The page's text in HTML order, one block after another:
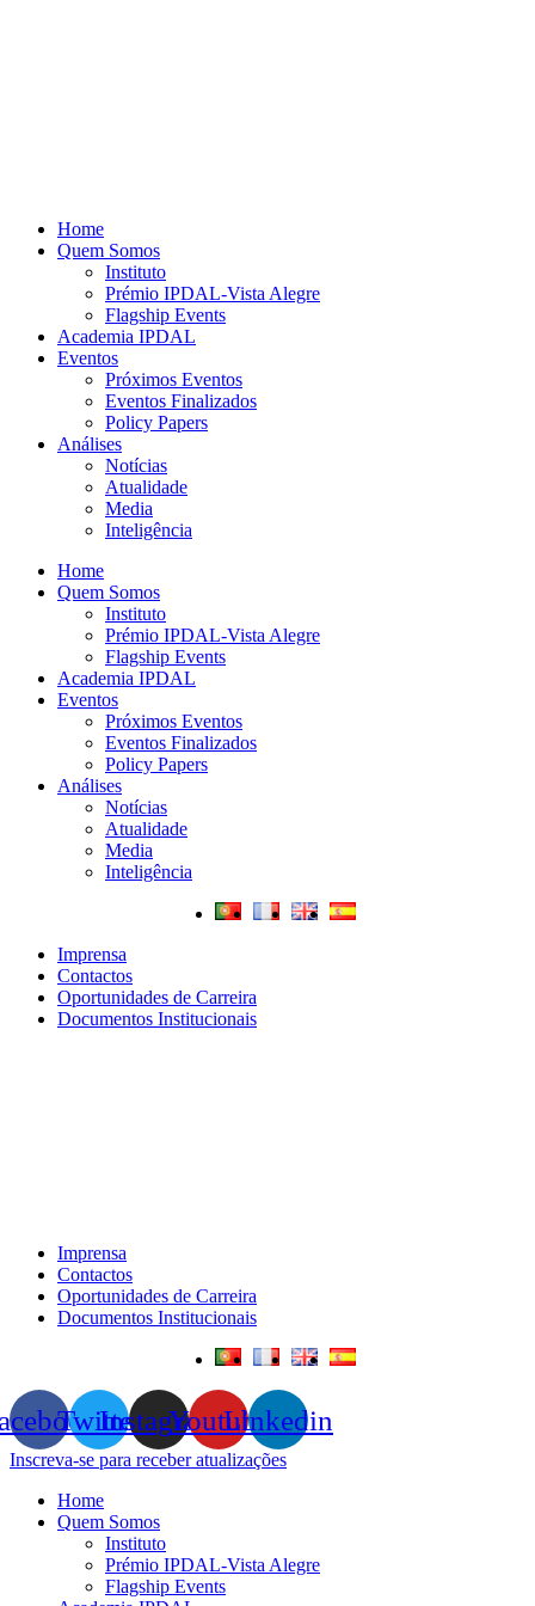
Home
Quem Somos
Instituto
Prémio IPDAL-Vista Alegre
Flagship Events
Academia IPDAL
Eventos
Próximos Eventos
Eventos Finalizados
Policy Papers
Análises
Notícias
Atualidade
Media
Inteligência
Home
Quem Somos
Instituto
Prémio IPDAL-Vista Alegre
Flagship Events
Academia IPDAL
Eventos
Próximos Eventos
Eventos Finalizados
Policy Papers
Análises
Notícias
Atualidade
Media
Inteligência
Imprensa
Contactos
Oportunidades de Carreira
Documentos Institucionais
Imprensa
Contactos
Oportunidades de Carreira
Documentos Institucionais
TwitterInstagramYoutubeLinkedin
Inscreva-se para receber atualizações
Home
Quem Somos
Instituto
Prémio IPDAL-Vista Alegre
Flagship Events